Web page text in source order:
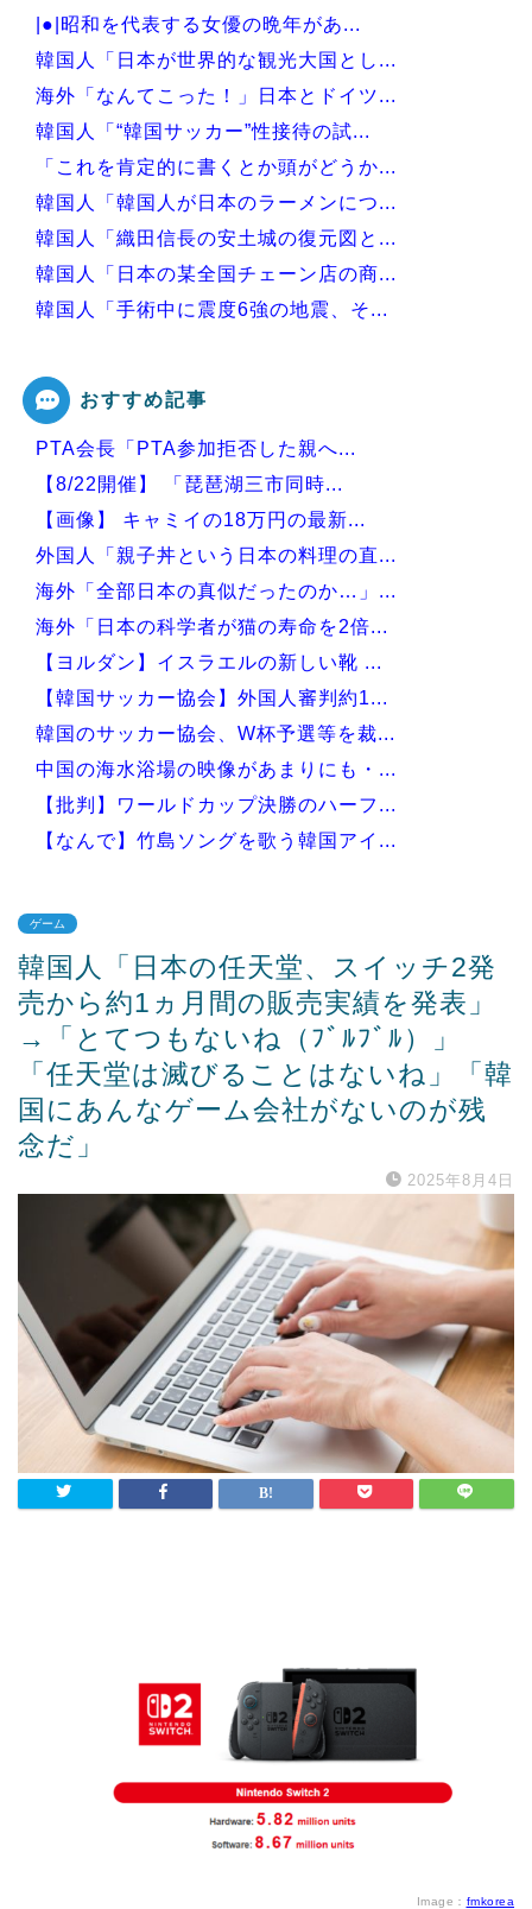
|●|昭和を代表する女優の晩年があ...
韓国人「日本が世界的な観光大国とし...
海外「なんてこった！」日本とドイツ...
韓国人「“韓国サッカー”性接待の試...
「これを肯定的に書くとか頭がどうか...
韓国人「韓国人が日本のラーメンにつ...
韓国人「織田信長の安土城の復元図と...
韓国人「日本の某全国チェーン店の商...
韓国人「手術中に震度6強の地震、そ...
Powered by livedoor 相互RSS
おすすめ記事
PTA会長「PTA参加拒否した親へ...
【8/22開催】 「琵琶湖三市同時...
【画像】 キャミイの18万円の最新...
外国人「親子丼という日本の料理の直...
海外「全部日本の真似だったのか…」...
海外「日本の科学者が猫の寿命を2倍...
【ヨルダン】イスラエルの新しい靴 ...
【韓国サッカー協会】外国人審判約1...
韓国のサッカー協会、W杯予選等を裁...
中国の海水浴場の映像があまりにも・...
【批判】ワールドカップ決勝のハーフ...
【なんで】竹島ソングを歌う韓国アイ...
Powered by livedoor 相互RSS
ゲーム
韓国人「日本の任天堂、スイッチ2発
売から約1ヵ月間の販売実績を発表」
→「とてつもないね（ﾌﾞﾙﾌﾞﾙ）」
「任天堂は滅びることはないね」「韓
国にあんなゲーム会社がないのが残
念だ」
2025年8月4日
Image： fmkorea